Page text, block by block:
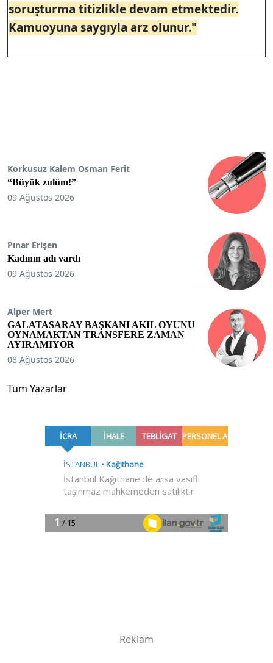
soruşturma titizlikle devam etmektedir.
Kamuoyuna saygıyla arz olunur."
Korkusuz Kalem Osman Ferit
“Büyük zulüm!”
09 Ağustos 2026
Pınar Erişen
Kadının adı vardı
09 Ağustos 2026
Alper Mert
GALATASARAY BAŞKANI AKIL OYUNU
OYNAMAKTAN TRANSFERE ZAMAN
AYIRAMIYOR
08 Ağustos 2026
Tüm Yazarlar